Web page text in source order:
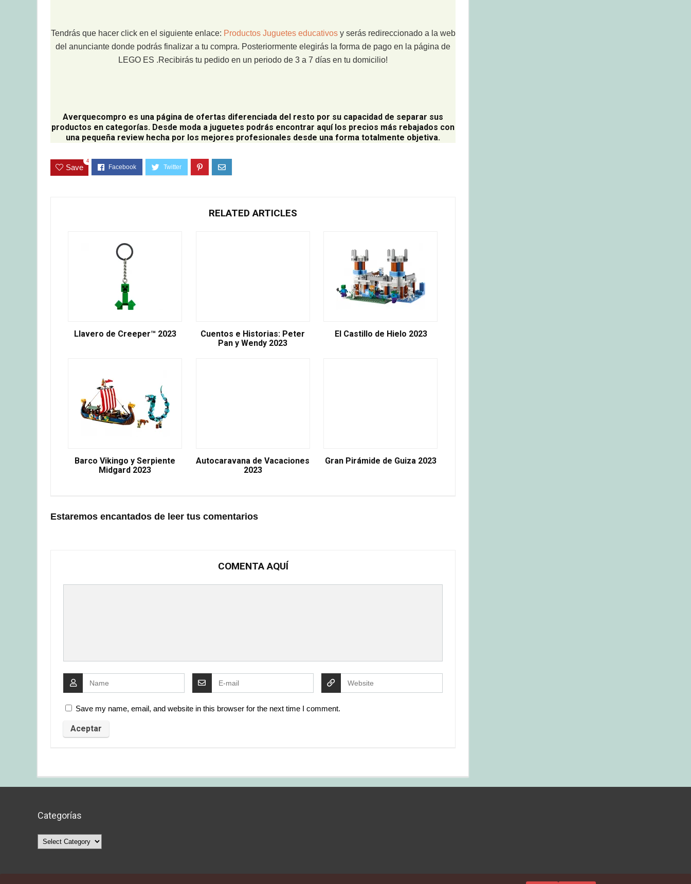
Tendrás que hacer click en el siguiente enlace: Productos Juguetes educativos y serás redireccionado a la web
del anunciante donde podrás finalizar a tu compra. Posteriormente elegirás la forma de pago en la página de
LEGO ES .Recibirás tu pedido en un periodo de 3 a 7 días en tu domicilio!
Averquecompro es una página de ofertas diferenciada del resto por su capacidad de separar sus
productos en categorías. Desde moda a juguetes podrás encontrar aquí los precios más rebajados con
una pequeña review hecha por los mejores profesionales desde una forma totalmente objetiva.
Save
4
RELATED ARTICLES
Llavero de Creeper™ 2023
Cuentos e Historias: Peter
Pan y Wendy 2023
El Castillo de Hielo 2023
Barco Vikingo y Serpiente
Midgard 2023
Autocaravana de Vacaciones
2023
Gran Pirámide de Guiza 2023
Estaremos encantados de leer tus comentarios
COMENTA AQUÍ
Save my name, email, and website in this browser for the next time I comment.
Categorías
Categorías